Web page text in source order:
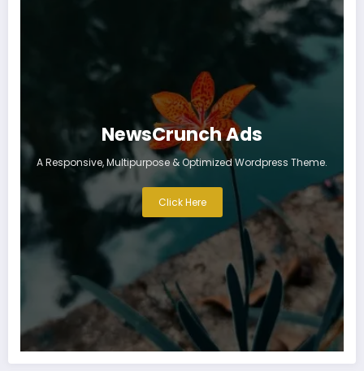
NewsCrunch Ads
A Responsive, Multipurpose & Optimized Wordpress Theme.
Click Here